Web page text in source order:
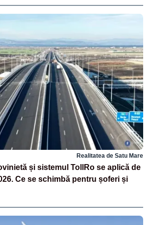
Realitatea de Satu Mare
și sistemul TollRo se aplică de
Ce se schimbă pentru șoferi și